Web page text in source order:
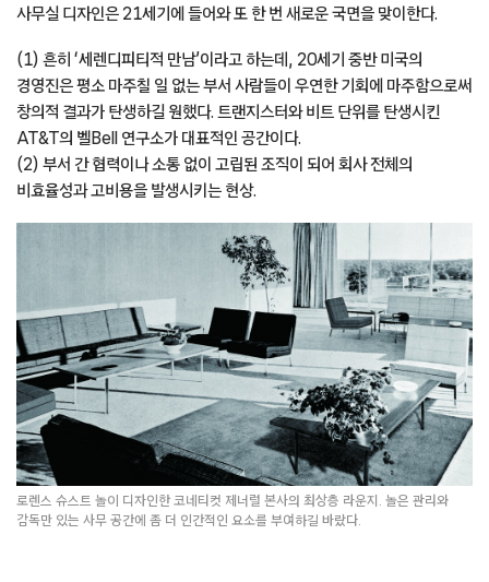
사무실 디자인은 21세기에 들어와 또 한 번 새로운 국면을 맞이한다.
(1) 흔히 ‘세렌디피티적 만남’이라고 하는데, 20세기 중반 미국의
경영진은 평소 마주칠 일 없는 부서 사람들이 우연한 기회에 마주함으로써
창의적 결과가 탄생하길 원했다. 트랜지스터와 비트 단위를 탄생시킨
AT&T의 벨Bell 연구소가 대표적인 공간이다.
(2) 부서 간 협력이나 소통 없이 고립된 조직이 되어 회사 전체의
비효율성과 고비용을 발생시키는 현상.
로렌스 슈스트 놀이 디자인한 코네티컷 제너럴 본사의 최상층 라운지. 놀은 관리와
감독만 있는 사무 공간에 좀 더 인간적인 요소를 부여하길 바랐다.